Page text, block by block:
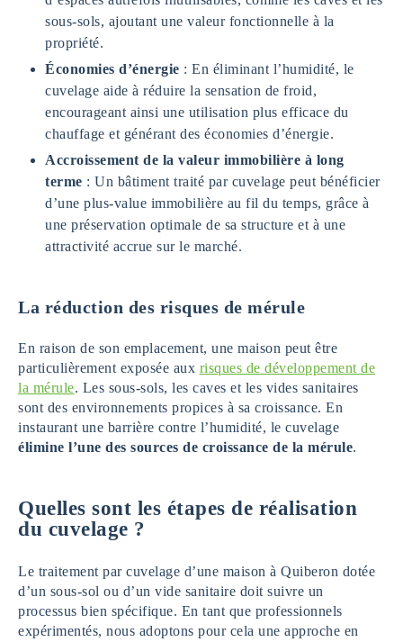
sous-sols, ajoutant une valeur fonctionnelle à la
propriété.
Économies d’énergie : En éliminant l’humidité, le
cuvelage aide à réduire la sensation de froid,
encourageant ainsi une utilisation plus efficace du
chauffage et générant des économies d’énergie.
Accroissement de la valeur immobilière à long
terme : Un bâtiment traité par cuvelage peut bénéficier
d’une plus-value immobilière au fil du temps, grâce à
une préservation optimale de sa structure et à une
attractivité accrue sur le marché.
La réduction des risques de mérule
En raison de son emplacement, une maison peut être
particulièrement exposée aux risques de développement de
la mérule. Les sous-sols, les caves et les vides sanitaires
sont des environnements propices à sa croissance. En
instaurant une barrière contre l’humidité, le cuvelage
élimine l’une des sources de croissance de la mérule.
Quelles sont les étapes de réalisation
du cuvelage ?
Le traitement par cuvelage d’une maison à Quiberon dotée
d’un sous-sol ou d’un vide sanitaire doit suivre un
processus bien spécifique. En tant que professionnels
expérimentés, nous adoptons pour cela une approche en